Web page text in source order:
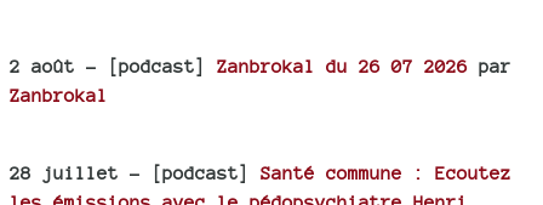
2 août - [podcast] Zanbrokal du 26 07 2026 par
Zanbrokal
28 juillet - [podcast] Santé commune : Ecoutez